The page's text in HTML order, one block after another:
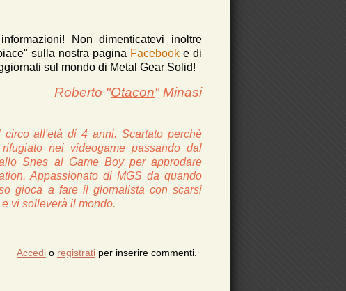
Non dimenticatevi inoltre
sulla nostra pagina Facebooke di
sul mondo di Metal Gear Solid!
Roberto "Otacon" Minasi
all'età di 4 anni. Scartato perchè
nei videogame passando dal
Snes al Game Boy per approdare
Appassionato di MGS da quando
gioca a fare il giornalista con scarsi
vi solleverà il mondo.
Accedi o registrati per inserire commenti.